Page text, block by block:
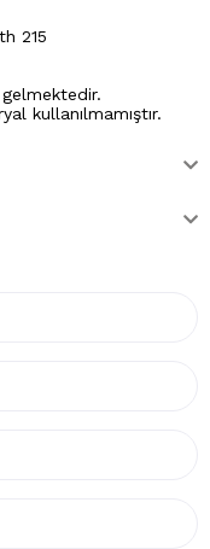
215
kullanılmamıştır.